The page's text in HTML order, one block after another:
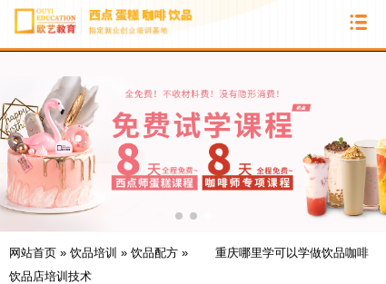
网站首页 » 饮品培训 » 饮品配方 »
重庆哪里学可以学做饮品咖啡
饮品店培训技术